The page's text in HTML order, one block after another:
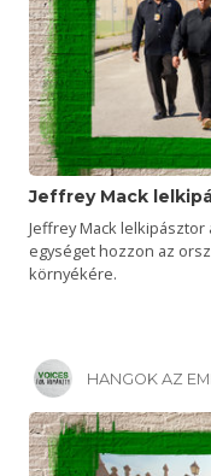
Jeffrey Mack
Jeffrey Mack
egységet hozzon az
környékére.
HANGOK AZ